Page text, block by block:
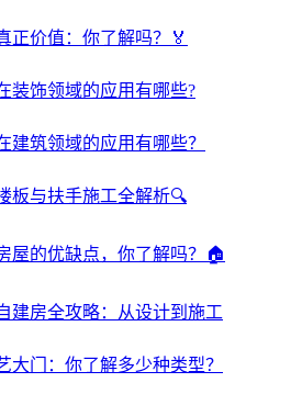
正价值：你了解吗？🏅
装饰领域的应用有哪些?
建筑领域的应用有哪些？
板与扶手施工全解析🔍
屋的优缺点，你了解吗？🏠
建房全攻略：从设计到施工
大门：你了解多少种类型？